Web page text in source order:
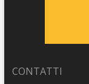
CONTATTI